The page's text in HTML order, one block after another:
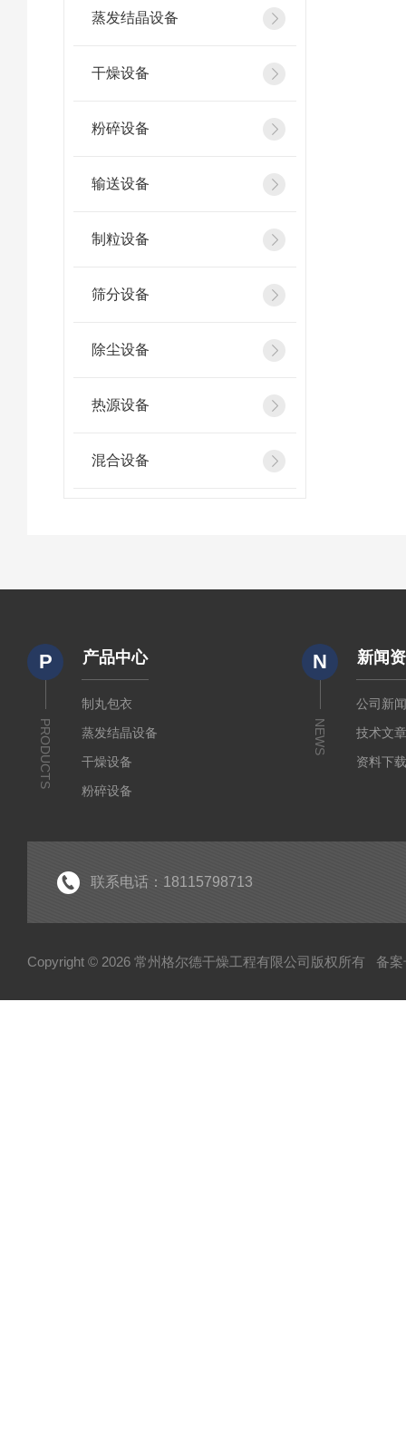
蒸发结晶设备
干燥设备
粉碎设备
输送设备
制粒设备
筛分设备
除尘设备
热源设备
混合设备
P
PRODUCTS
产品中心
制丸包衣
蒸发结晶设备
干燥设备
粉碎设备
筛分设备
混合设备
N
NEWS
新闻
公司新
技术文
资料下
联系电话：18115798713
Copyright © 2026 常州格尔德干燥工程有限公司版权所有 备案